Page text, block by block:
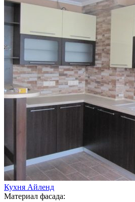
Кухня Айленд
Материал фасада: